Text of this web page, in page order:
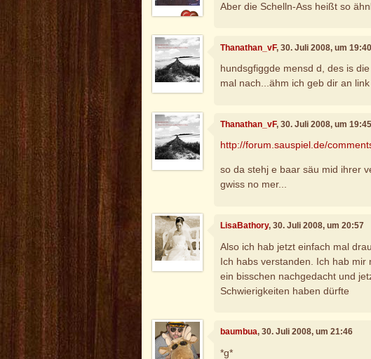
Aber die Schelln-Ass heißt so
Thanathan_vF, 30. Juli 2008, um 19:40
hundsgfiggde mensd d, des is
mal nach...ähm ich geb dir an
Thanathan_vF, 30. Juli 2008, um 19:45
http://forum.sauspiel.de/
so da stehj e baar säu mid ihrer
gwiss no mer...
LisaBathory, 30. Juli 2008, um 20:57
Also ich hab jetzt einfach mal
Ich habs verstanden. Ich hab mir
ein bisschen nachgedacht und
Schwierigkeiten haben dürfte
baumbua, 30. Juli 2008, um 21:46
*g*